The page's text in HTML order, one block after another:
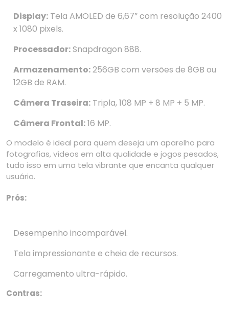
Display: Tela AMOLED de 6,67” com resolução 2400
x 1080 pixels.
Processador:Snapdragon 888.
Armazenamento:256GB com versões de 8GB ou
12GB de RAM.
Câmera Traseira: Tripla, 108 MP + 8 MP + 5 MP.
Câmera Frontal:16 MP.
O modelo é ideal para quem deseja um aparelho para
fotografias, vídeos em alta qualidade e jogos pesados,
tudo isso em uma tela vibrante que encanta qualquer
usuário.
Prós:
Desempenho incomparável.
Tela impressionante e cheia de recursos.
Carregamento ultra-rápido.
Contras: